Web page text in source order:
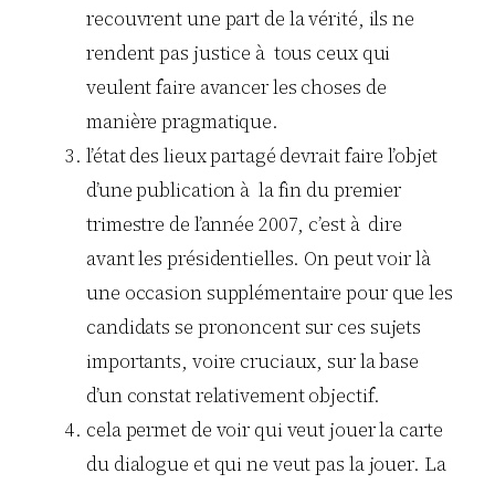
recouvrent une part de la vérité, ils ne
rendent pas justice à tous ceux qui
veulent faire avancer les choses de
manière pragmatique.
l’état des lieux partagé devrait faire l’objet
d’une publication à la fin du premier
trimestre de l’année 2007, c’est à dire
avant les présidentielles. On peut voir là
une occasion supplémentaire pour que les
candidats se prononcent sur ces sujets
importants, voire cruciaux, sur la base
d’un constat relativement objectif.
cela permet de voir qui veut jouer la carte
du dialogue et qui ne veut pas la jouer. La